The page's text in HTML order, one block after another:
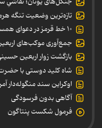
تازه‌ترین وضعیت تنگه
۱۰ خط قرمز در دعوای همسران
جمع‌آوری موکب‌های
بازگشت زوار اربعین
شاه کلید دوستی با حضرت
اوکراین سند منگوله‌دار
آگاهی بدون فرسودگی
فرمول شکست پنتاگون